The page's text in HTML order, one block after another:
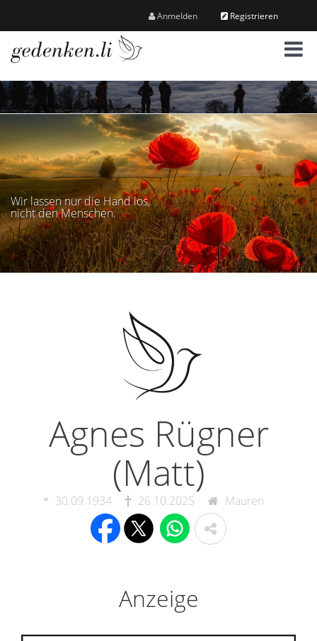
Anmelden Registrieren
M
e
n
ü
Wir lassen nur die Hand los,
nicht den Menschen.
Agnes Rügner
(Matt)
30.09.1934 26.10.2025 Mauren
Anzeige